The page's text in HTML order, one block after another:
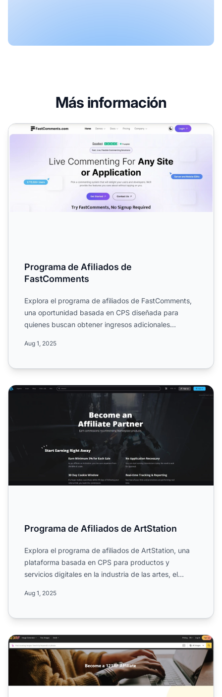
Más información
Programa de Afiliados de FastComments
Programa de Afiliados de
FastComments
Explora el programa de afiliados de FastComments,
una oportunidad basada en CPS diseñada para
quienes buscan obtener ingresos adicionales
Aug 1, 2025
Programa de Afiliados de ArtStation
Programa de Afiliados de ArtStation
Explora el programa de afiliados de ArtStation, una
plataforma basada en CPS para productos y
servicios digitales en la industria de las artes, el
Aug 1, 2025
Programa de Afiliados de 123RF